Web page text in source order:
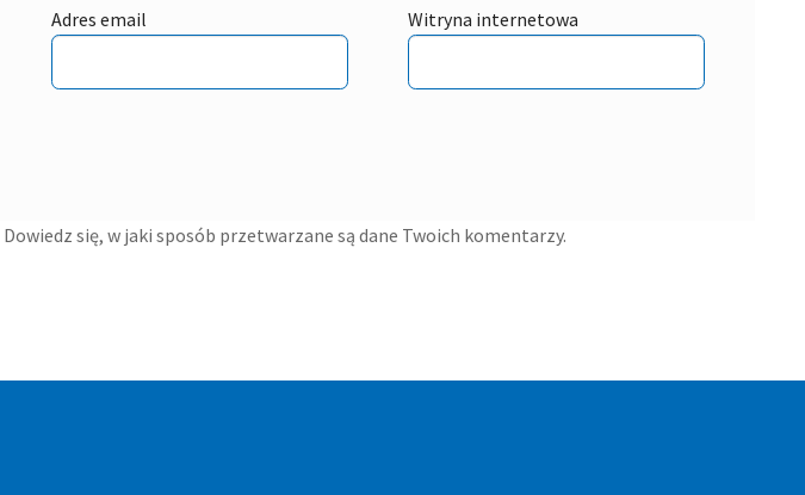
Adres email Witryna internetowa
Dowiedz się, w jaki sposób przetwarzane są dane Twoich komentarzy.